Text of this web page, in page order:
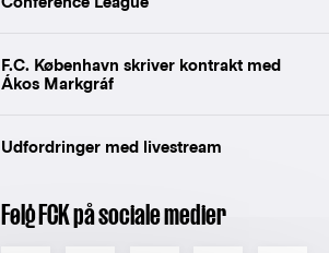
F.C. København skriver kontrakt med
Ákos Markgráf
Udfordringer med livestream
Følg FCK på sociale medier